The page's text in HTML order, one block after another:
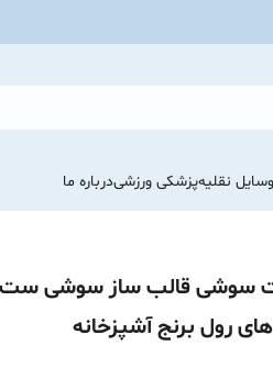
نقلیهپزشکی ورزشیدرباره ما
سوشی قالب ساز سوشی ست
رول برنج آشپزخانه